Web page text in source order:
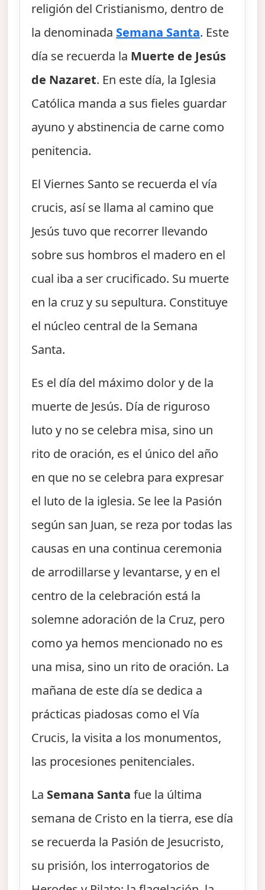
religión del Cristianismo, dentro de
la denominada Semana Santa. Este
día se recuerda la Muerte de Jesús
de Nazaret. En este día, la Iglesia
Católica manda a sus fieles guardar
ayuno y abstinencia de carne como
penitencia.
El Viernes Santo se recuerda el vía
crucis, así se llama al camino que
Jesús tuvo que recorrer llevando
sobre sus hombros el madero en el
cual iba a ser crucificado. Su muerte
en la cruz y su sepultura. Constituye
el núcleo central de la Semana
Santa.
Es el día del máximo dolor y de la
muerte de Jesús. Día de riguroso
luto y no se celebra misa, sino un
rito de oración, es el único del año
en que no se celebra para expresar
el luto de la iglesia. Se lee la Pasión
según san Juan, se reza por todas las
causas en una continua ceremonia
de arrodillarse y levantarse, y en el
centro de la celebración está la
solemne adoración de la Cruz, pero
como ya hemos mencionado no es
una misa, sino un rito de oración. La
mañana de este día se dedica a
prácticas piadosas como el Vía
Crucis, la visita a los monumentos,
las procesiones penitenciales.
La Semana Santa fue la última
semana de Cristo en la tierra, ese día
se recuerda la Pasión de Jesucristo,
su prisión, los interrogatorios de